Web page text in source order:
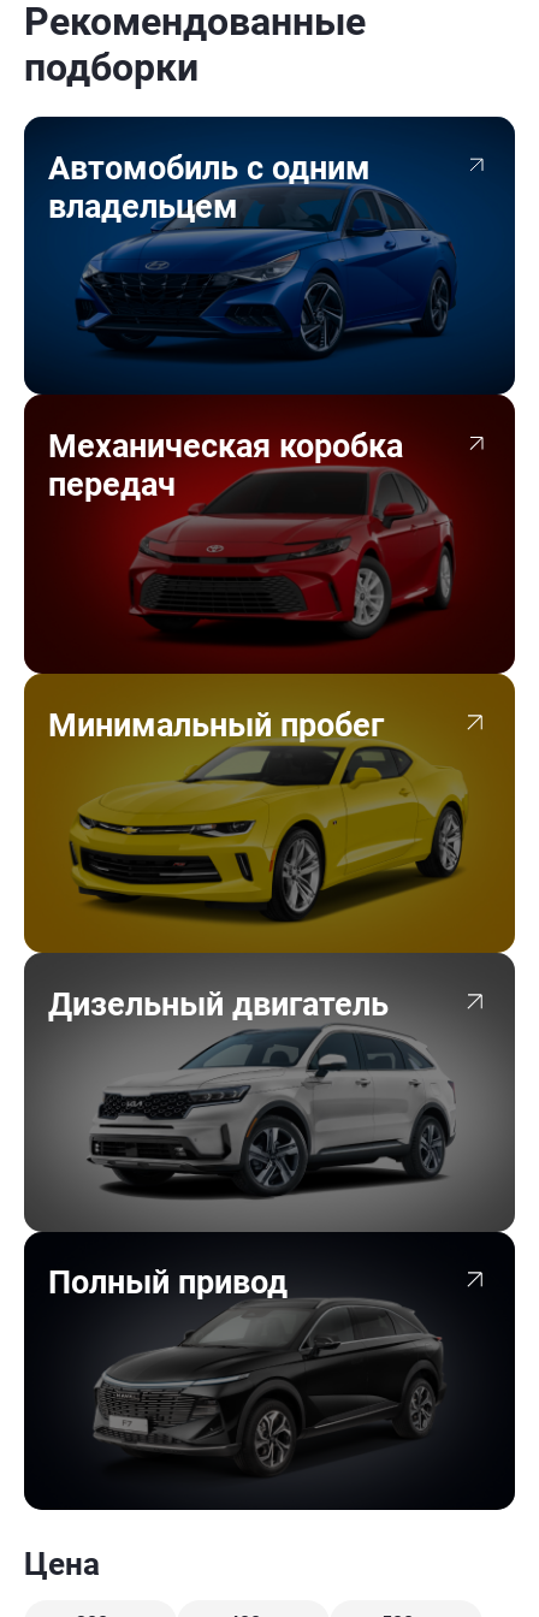
Рекомендованные
подборки
Автомобиль с одним
владельцем
Механическая коробка
передач
Минимальный пробег
Дизельный двигатель
Полный привод
Цена